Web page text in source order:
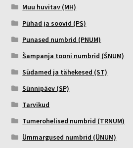
Muu huvitav (MH)
Pühad ja soovid (PS)
Punased numbrid (PNUM)
Šampanja tooni numbrid (ŠNUM)
Südamed ja tähekesed (ST)
Sünnipäev (SP)
Tarvikud
Tumerohelised numbrid (TRNUM)
Ümmargused numbrid (ÜNUM)